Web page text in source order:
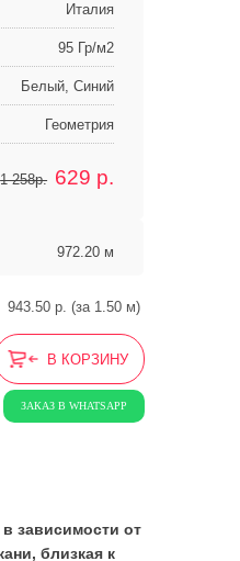
Италия
95 Гр/м2
Белый, Синий
Геометрия
1 258р. 629 р.
972.20 м
943.50 р. (за 1.50 м)
В КОРЗИНУ
ЗАКАЗ В WHATSAPP
зависимости от
близкая к